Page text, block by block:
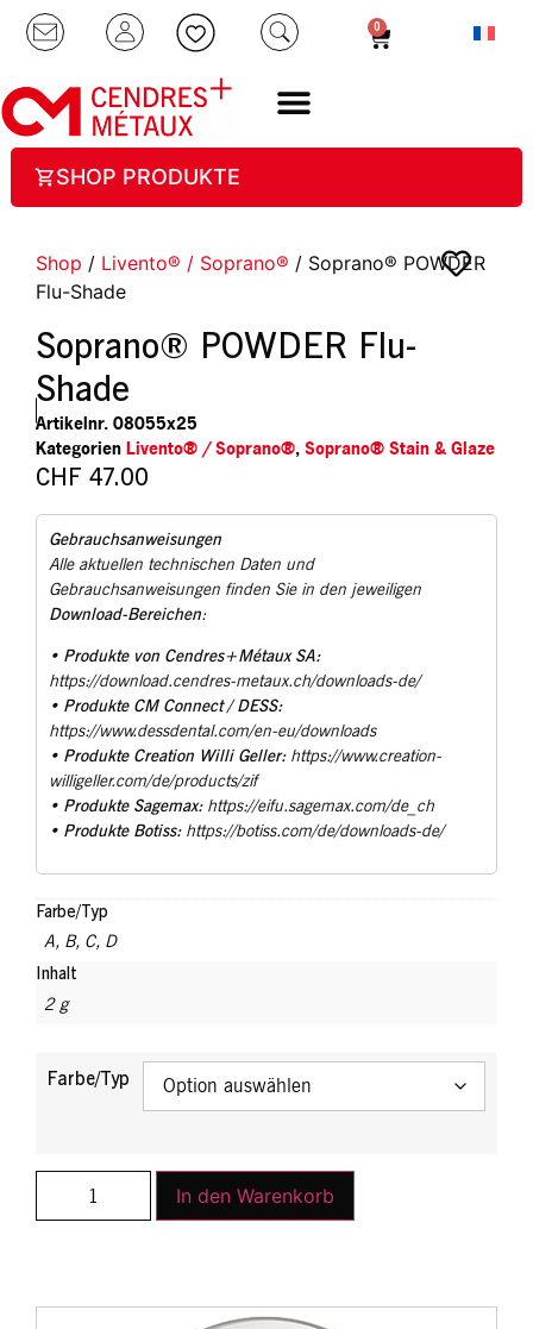
0
SHOP PRODUKTE
Shop / Livento® / Soprano® / Soprano® POWDER
Flu-Shade
Soprano® POWDER Flu-
Shade
Artikelnr. 08055x25
Kategorien Livento® / Soprano®, Soprano® Stain & Glaze
CHF 47.00
Gebrauchsanweisungen
Alle aktuellen technischen Daten und
Gebrauchsanweisungen finden Sie in den jeweiligen
Download-Bereichen:
• Produkte von Cendres+Métaux SA:
https://download.cendres-metaux.ch/downloads-de/
• Produkte CM Connect / DESS:
https://www.dessdental.com/en-eu/downloads
• Produkte Creation Willi Geller: https://www.creation-
willigeller.com/de/products/zif
• Produkte Sagemax: https://eifu.sagemax.com/de_ch
• Produkte Botiss: https://botiss.com/de/downloads-de/
Farbe/Typ
A, B, C, D
Inhalt
2 g
Farbe/Typ
In den Warenkorb